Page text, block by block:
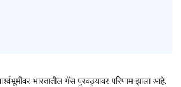
भारतातील गॅस पुरवठ्यावर परिणाम झाला आहे.